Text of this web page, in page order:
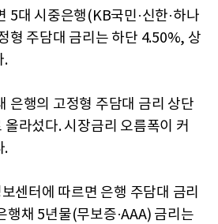
5대 시중은행(KB국민·신한·하나
형 주담대 금리는 하단 4.50%, 상
.
은행의 고정형 주담대 금리 상단
라섰다. 시장금리 오름폭이 커
.
센터에 따르면 은행 주담대 금리
행채 5년물(무보증·AAA) 금리는